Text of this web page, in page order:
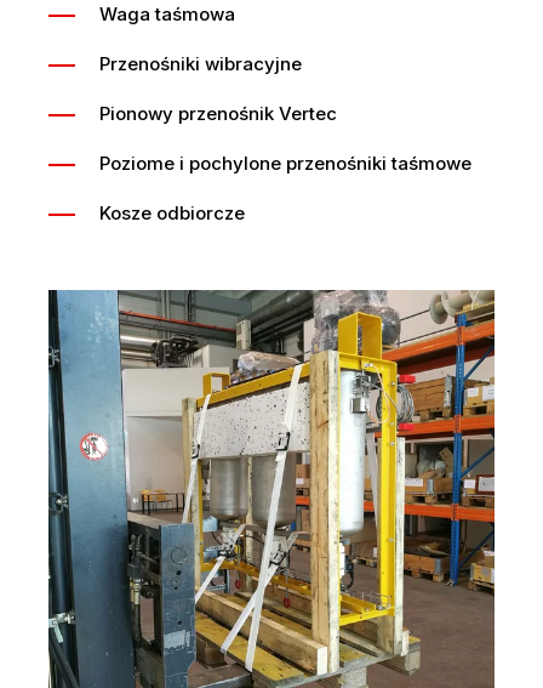
Waga taśmowa
Przenośniki wibracyjne
Pionowy przenośnik Vertec
Poziome i pochylone przenośniki taśmowe
Kosze odbiorcze